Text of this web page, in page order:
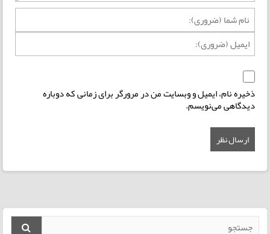
ذخیره نام، ایمیل و وبسایت من در مرورگر برای زمانی که دوباره
دیدگاهی می‌نویسم.